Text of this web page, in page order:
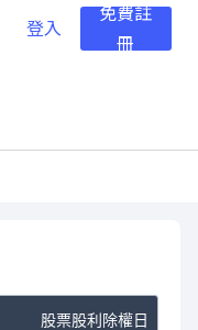
登入
免費註
冊
股票股利除權日